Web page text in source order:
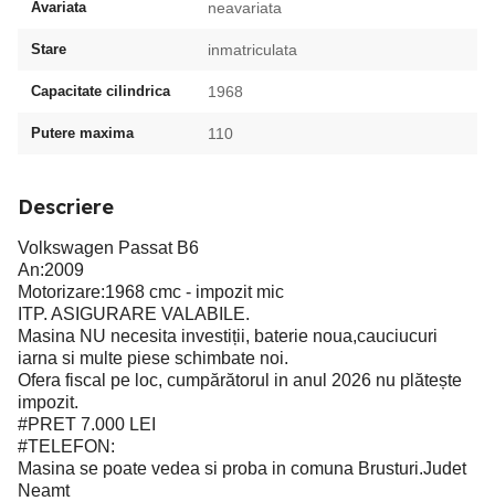
Avariata neavariata
Stare inmatriculata
Capacitate cilindrica 1968
Putere maxima 110
Descriere
Volkswagen Passat B6
An:2009
Motorizare:1968 cmc - impozit mic
ITP. ASIGURARE VALABILE.
Masina NU necesita investiții, baterie noua,cauciucuri
iarna si multe piese schimbate noi.
Ofera fiscal pe loc, cumpărătorul in anul 2026 nu plătește
impozit.
#PRET 7.000 LEI
#TELEFON:
Masina se poate vedea si proba in comuna Brusturi.Judet
Neamt